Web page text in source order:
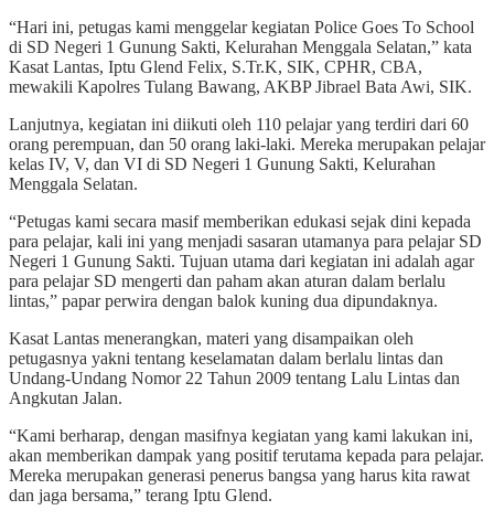
“Hari ini, petugas kami menggelar kegiatan Police Goes To School
di SD Negeri 1 Gunung Sakti, Kelurahan Menggala Selatan,” kata
Kasat Lantas, Iptu Glend Felix, S.Tr.K, SIK, CPHR, CBA,
mewakili Kapolres Tulang Bawang, AKBP Jibrael Bata Awi, SIK.
Lanjutnya, kegiatan ini diikuti oleh 110 pelajar yang terdiri dari 60
orang perempuan, dan 50 orang laki-laki. Mereka merupakan pelajar
kelas IV, V, dan VI di SD Negeri 1 Gunung Sakti, Kelurahan
Menggala Selatan.
“Petugas kami secara masif memberikan edukasi sejak dini kepada
para pelajar, kali ini yang menjadi sasaran utamanya para pelajar SD
Negeri 1 Gunung Sakti. Tujuan utama dari kegiatan ini adalah agar
para pelajar SD mengerti dan paham akan aturan dalam berlalu
lintas,” papar perwira dengan balok kuning dua dipundaknya.
Kasat Lantas menerangkan, materi yang disampaikan oleh
petugasnya yakni tentang keselamatan dalam berlalu lintas dan
Undang-Undang Nomor 22 Tahun 2009 tentang Lalu Lintas dan
Angkutan Jalan.
“Kami berharap, dengan masifnya kegiatan yang kami lakukan ini,
akan memberikan dampak yang positif terutama kepada para pelajar.
Mereka merupakan generasi penerus bangsa yang harus kita rawat
dan jaga bersama,” terang Iptu Glend.